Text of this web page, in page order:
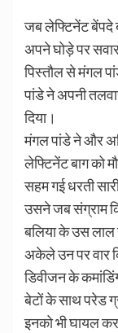
जब लेफ्टिनेंट बेंपदे
अपने घोड़े पर
पिस्तौल से मंगल
पांडे ने अपनी
दिया।
मंगल पांडे ने और
लेफ्टिनेंट बाग को
सहम गई धरती
उसने जब संग्राम
बलिया के उस
अकेले उन पर वार
डिवीजन के
बेटों के साथ परेड
इनको भी घायल कर